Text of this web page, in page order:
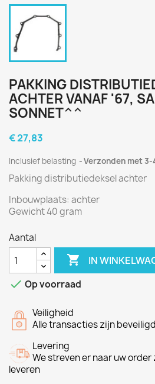
PAKKING
ACHTER VANAF '67,
SONNET^^
€ 27,83
Inclusief belasting Verzonden met
Pakking distributiedeksel achter
Inbouwplaats: achter
Gewicht 40 gram
Aantal
 IN
 Op voorraad
Veiligheid
Alle transacties zijn beveiligd
Levering
We streven er naar uw order
leveren